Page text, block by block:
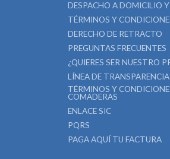
DESPACHO A DOMICILIO
TÉRMINOS Y
DERECHO DE RETRACTO
PREGUNTAS FRECUENTES
¿QUIERES SER NUESTRO
LÍNEA DE TRANSPARENCIA
TÉRMINOS Y
COMADERAS
ENLACE SIC
PQRS
PAGA AQUÍ TU FACTURA